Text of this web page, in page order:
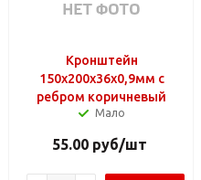
Кронштейн
150х200х36х0,9мм с
ребром коричневый
Мало
55.00 руб/шт